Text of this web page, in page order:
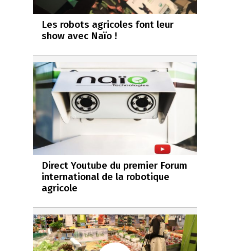
Les robots agricoles font leur
show avec Naïo !
Direct Youtube du premier Forum
international de la robotique
agricole